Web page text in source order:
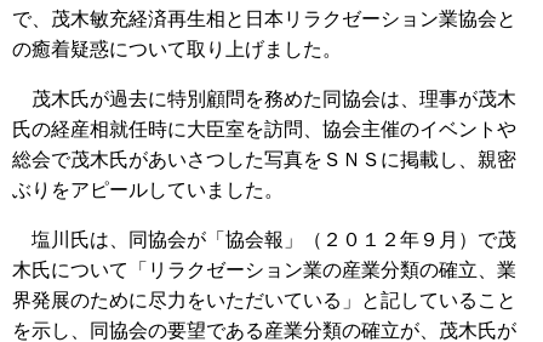
で、茂木敏充経済再生相と日本リラクゼーション業協会と
の癒着疑惑について取り上げました。
茂木氏が過去に特別顧問を務めた同協会は、理事が茂木
氏の経産相就任時に大臣室を訪問、協会主催のイベントや
総会で茂木氏があいさつした写真をＳＮＳに掲載し、親密
ぶりをアピールしていました。
塩川氏は、同協会が「協会報」（２０１２年９月）で茂
木氏について「リラクゼーション業の産業分類の確立、業
界発展のために尽力をいただいている」と記していること
を示し、同協会の要望である産業分類の確立が、茂木氏が